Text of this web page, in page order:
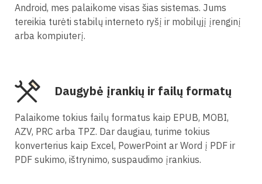
Android, mes palaikome visas šias sistemas. Jums
tereikia turėti stabilų interneto ryšį ir mobilųjį įrenginį
arba kompiuterį.
Daugybė įrankių ir failų formatų
Palaikome tokius failų formatus kaip EPUB, MOBI,
AZV, PRC arba TPZ. Dar daugiau, turime tokius
konverterius kaip Excel, PowerPoint ar Word į PDF ir
PDF sukimo, ištrynimo, suspaudimo įrankius.